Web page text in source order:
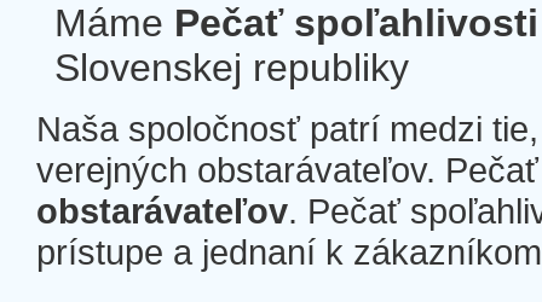
Máme Pečať spoľahlivosti
Slovenskej republiky
Naša spoločnosť patrí medzi
verejných obstarávateľov.
obstarávateľov. Pečať
prístupe a jednaní k